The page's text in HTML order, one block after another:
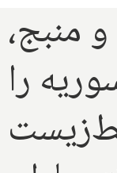
منبج،
را